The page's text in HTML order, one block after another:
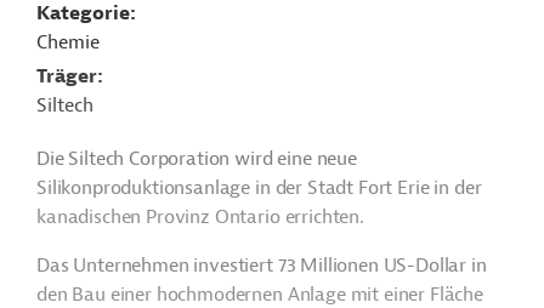
Kategorie
Chemie
Träger
Siltech
Die Siltech Corporation wird eine neue
Silikonproduktionsanlage in der Stadt Fort Erie in der
kanadischen Provinz Ontario errichten.
Das Unternehmen investiert 73 Millionen US-Dollar in
den Bau einer hochmodernen Anlage mit einer Fläche